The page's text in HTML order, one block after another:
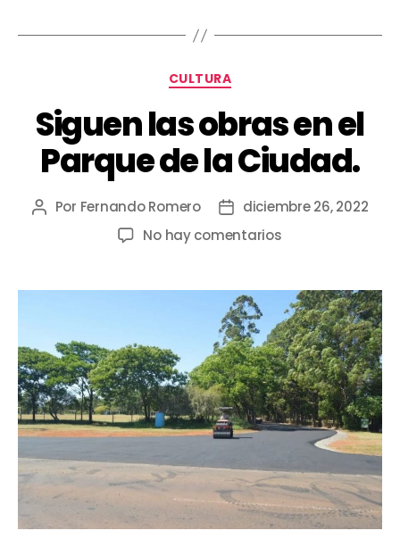
CULTURA
Siguen las obras en el
Parque de la Ciudad.
Por Fernando Romero
diciembre 26, 2022
No hay comentarios